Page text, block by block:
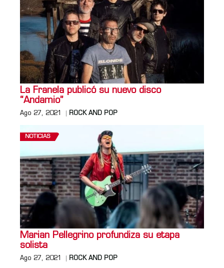
La Franela publicó su nuevo disco
“Andamio”
Ago 27, 2021 ROCK AND POP
NOTICIAS
Marian Pellegrino profundiza su etapa
solista
Ago 27, 2021 ROCK AND POP